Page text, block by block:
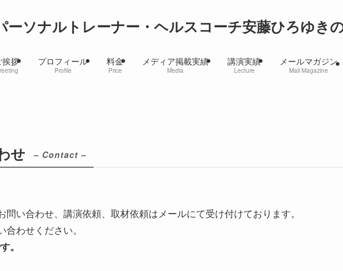
ーソナルトレーナー・ヘルスコーチ安藤ひろゆき
挨拶 プロフィール
Profile
料金
Price
メディア掲載実績
Media
講演実績
Lecture
メールマガジン
Mail Magazine
せ – Contact –
問い合わせ、講演依頼、取材依頼はメールにて受け付けております。
合わせください。
。